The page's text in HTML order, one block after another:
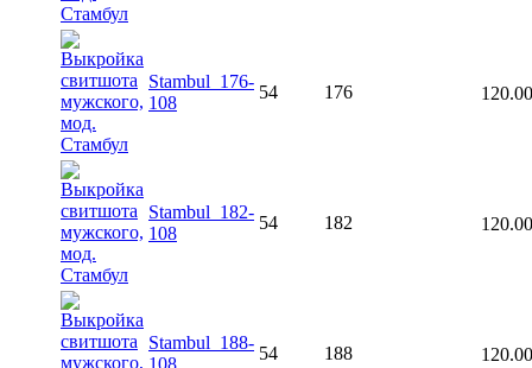
Stambul_176-
108
54 176 120.00
Stambul_182-
108
54 182 120.00
Stambul_188-
108
54 188 120.00